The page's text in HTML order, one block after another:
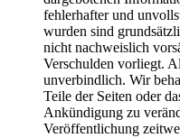
fehlerhafter und
wurden sind
nicht nachweislich
Verschulden vorliegt.
unverbindlich. Wir
Teile der Seiten oder
Ankündigung zu
Veröffentlichung